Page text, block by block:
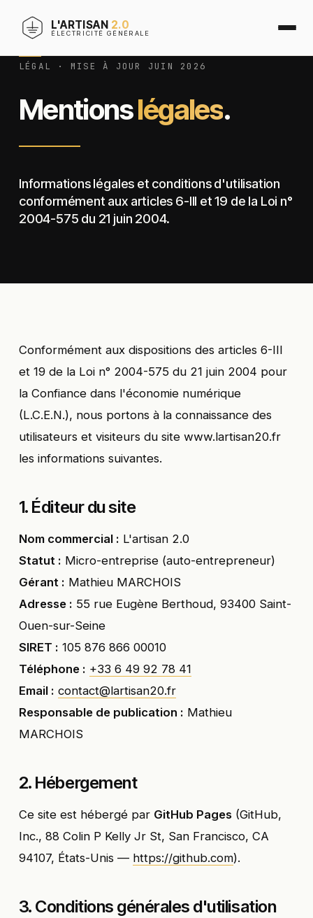
L'ARTISAN 2.0
ÉLECTRICITÉ GÉNÉRALE
LÉGAL · MISE À JOUR JUIN 2026
Mentionslégales.
Informations légales et conditions d'utilisation
conformément aux articles 6-III et 19 de la Loi n°
2004-575 du 21 juin 2004.
Conformément aux dispositions des articles 6-III
et 19 de la Loi n° 2004-575 du 21 juin 2004 pour
la Confiance dans l'économie numérique
(L.C.E.N.), nous portons à la connaissance des
utilisateurs et visiteurs du site www.lartisan20.fr
les informations suivantes.
1. Éditeur du site
Nom commercial : L'artisan 2.0
Statut : Micro-entreprise (auto-entrepreneur)
Gérant : Mathieu MARCHOIS
Adresse : 55 rue Eugène Berthoud, 93400 Saint-
Ouen-sur-Seine
SIRET : 105 876 866 00010
Téléphone : +33 6 49 92 78 41
Email : contact@lartisan20.fr
Responsable de publication : Mathieu
MARCHOIS
2. Hébergement
Ce site est hébergé par GitHub Pages(GitHub,
Inc., 88 Colin P Kelly Jr St, San Francisco, CA
94107, États-Unis — https://github.com).
3. Conditions générales d'utilisation